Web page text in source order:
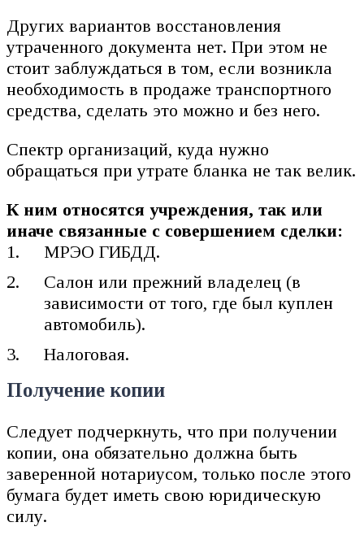
Других вариантов восстановления
утраченного документа нет. При этом не
стоит заблуждаться в том, если возникла
необходимость в продаже транспортного
средства, сделать это можно и без него.
Спектр организаций, куда нужно
обращаться при утрате бланка не так велик.
К ним относятся учреждения, так или
иначе связанные с совершением сделки:
МРЭО ГИБДД.
Салон или прежний владелец (в
зависимости от того, где был куплен
автомобиль).
Налоговая.
Получение копии
Следует подчеркнуть, что при получении
копии, она обязательно должна быть
заверенной нотариусом, только после этого
бумага будет иметь свою юридическую
силу.